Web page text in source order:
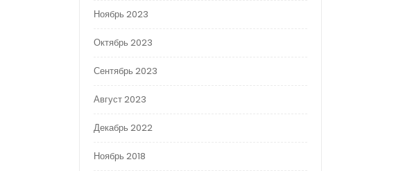
Ноябрь 2023
Октябрь 2023
Сентябрь 2023
Август 2023
Декабрь 2022
Ноябрь 2018